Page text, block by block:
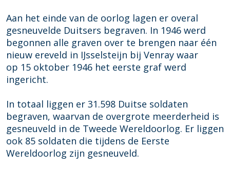
Aan het einde van de oorlog lagen er overal
gesneuvelde Duitsers begraven. In 1946 werd
begonnen alle graven over te brengen naar één
nieuw ereveld in IJsselsteijn bij Venray waar
op 15 oktober 1946 het eerste graf werd
ingericht.
In totaal liggen er 31.598 Duitse soldaten
begraven, waarvan de overgrote meerderheid is
gesneuveld in de Tweede Wereldoorlog. Er liggen
ook 85 soldaten die tijdens de Eerste
Wereldoorlog zijn gesneuveld.